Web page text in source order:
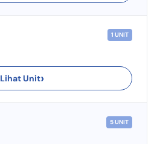
1 UNIT
Lihat Unit›
5UNIT